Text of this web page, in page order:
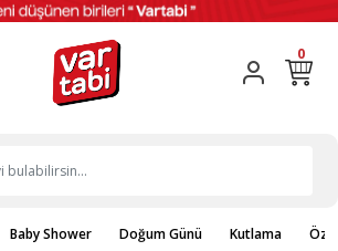
0
Baby Shower Doğum Günü Kutlama